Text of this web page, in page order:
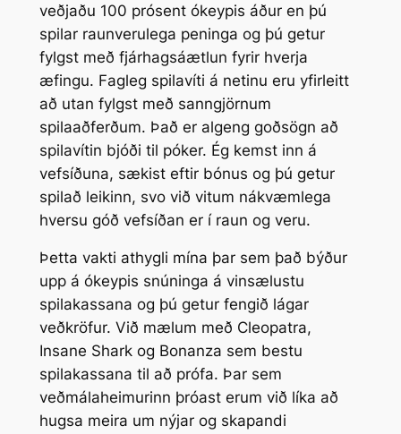
veðjaðu 100 prósent ókeypis áður en þú
spilar raunverulega peninga og þú getur
fylgst með fjárhagsáætlun fyrir hverja
æfingu. Fagleg spilavíti á netinu eru yfirleitt
að utan fylgst með sanngjörnum
spilaaðferðum. Það er algeng goðsögn að
spilavítin bjóði til póker. Ég kemst inn á
vefsíðuna, sækist eftir bónus og þú getur
spilað leikinn, svo við vitum nákvæmlega
hversu góð vefsíðan er í raun og veru.
Þetta vakti athygli mína þar sem það býður
upp á ókeypis snúninga á vinsælustu
spilakassana og þú getur fengið lágar
veðkröfur. Við mælum með Cleopatra,
Insane Shark og Bonanza sem bestu
spilakassana til að prófa. Þar sem
veðmálaheimurinn þróast erum við líka að
hugsa meira um nýjar og skapandi